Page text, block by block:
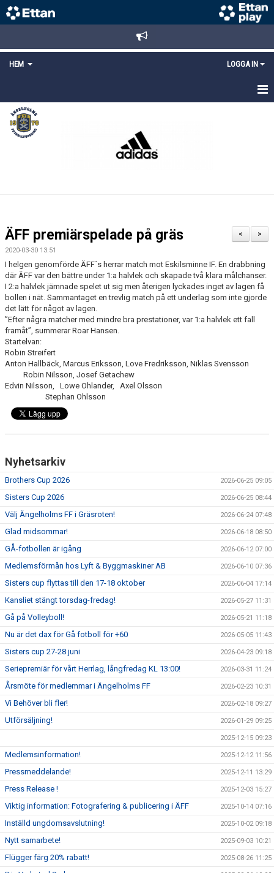
HEM LOGGA IN
STARTSIDA
NYHETER
LÄNKAR
MEDLEMS OCH TRÄNINGSAVGIFTER
>
<
ÄFF premiärspelade på gräs
2020-03-30 13:51
I helgen genomförde ÄFF´s herrar match mot Eskilsminne IF. En drabbning
där ÄFF var den bättre under 1:a halvlek och skapade två klara målchanser.
I 2:a halvlek jämnade spelet ut sig men återigen lyckades inget av lagen få
bollen i nät. Sammantaget en trevlig match på ett underlag som inte gjorde
det lätt för något av lagen.
”Efter några matcher med mindre bra prestationer, var 1:a halvlek ett fall
framåt”, summerar Roar Hansen.
Startelvan:
Robin Streifert
Anton Hallbäck, Marcus Eriksson, Love Fredriksson, Niklas Svensson​
Robin Nilsson, Josef Getachew
Edvin Nilsson, Lowe Ohlander, Axel Olsson
Stephan Ohlsson
Nyhetsarkiv
Brothers Cup 2026 2026-06-25 09:05
Sisters Cup 2026 2026-06-25 08:44
Välj Ängelholms FF i Gräsroten! 2026-06-24 07:48
Glad midsommar! 2026-06-18 08:50
GÅ-fotbollen är igång 2026-06-12 07:00
Medlemsförmån hos Lyft & Byggmaskiner AB 2026-06-10 07:36
Sisters cup flyttas till den 17-18 oktober 2026-06-04 17:14
Kansliet stängt torsdag-fredag! 2026-05-27 11:31
Gå på Volleyboll! 2026-05-21 11:18
Nu är det dax för Gå fotboll för +60 2026-05-05 11:43
Sisters cup 27-28 juni 2026-04-23 09:18
Seriepremiär för vårt Herrlag, långfredag KL 13:00! 2026-03-31 11:24
Årsmöte för medlemmar i Ängelholms FF 2026-02-23 10:31
Vi Behöver bli fler! 2026-02-18 09:27
Utförsäljning! 2026-01-29 09:25
2025-12-15 09:23
Medlemsinformation! 2025-12-12 11:56
Pressmeddelande! 2025-12-11 13:29
Press Release ! 2025-12-03 15:27
Viktig information: Fotografering & publicering i ÄFF 2025-10-14 07:16
Inställd ungdomsavslutning! 2025-10-02 09:18
Nytt samarbete! 2025-09-03 10:21
Flügger färg 20% rabatt! 2025-08-26 11:25